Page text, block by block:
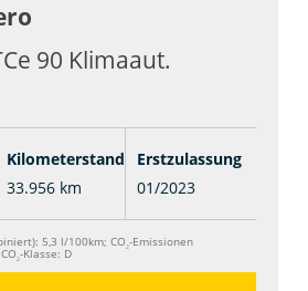
90 Klimaaut.
Kilometerstand
33.956 km
Erstzulassung
01/2023
5,3 l/100km; CO2-Emissionen
CO2-Klasse: D